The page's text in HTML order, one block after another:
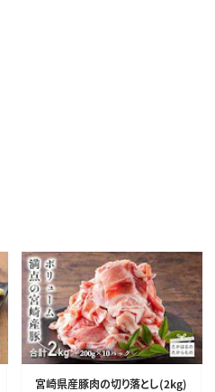
宮崎県産豚肉の切り落とし(2kg)